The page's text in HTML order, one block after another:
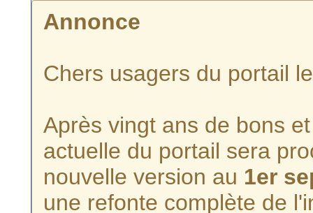
Annonce
Chers usagers du portail
Après vingt ans de bons
actuelle du portail sera
nouvelle version au 1er
une refonte complète de